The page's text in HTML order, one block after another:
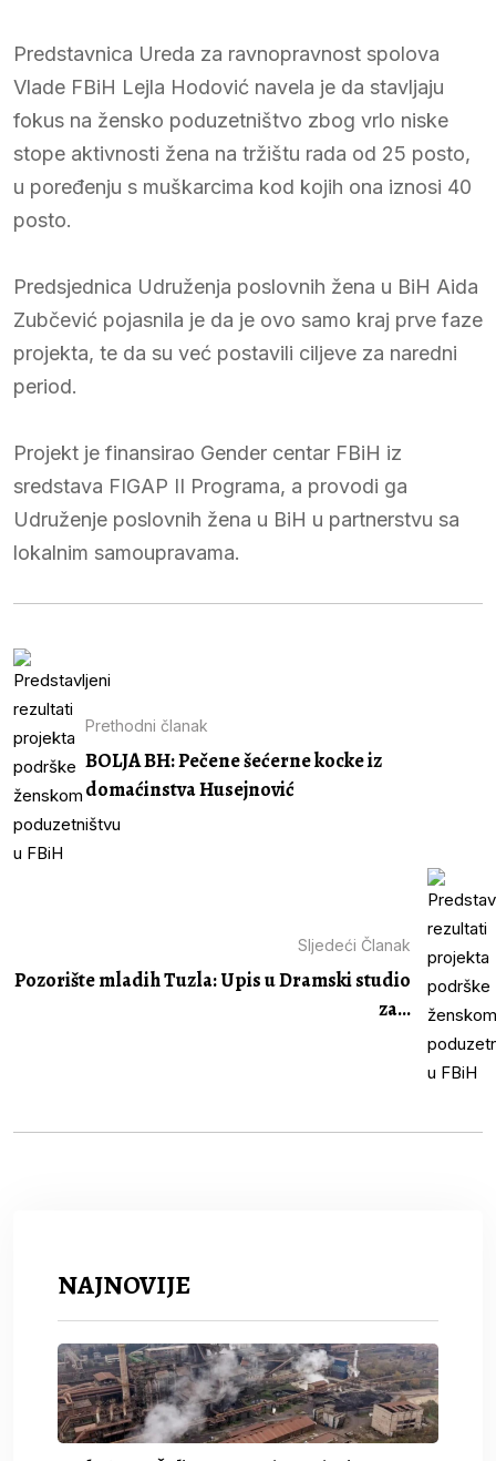
Predstavnica Ureda za ravnopravnost spolova
Vlade FBiH Lejla Hodović navela je da stavljaju
fokus na žensko poduzetništvo zbog vrlo niske
stope aktivnosti žena na tržištu rada od 25 posto,
u poređenju s muškarcima kod kojih ona iznosi 40
posto.
Predsjednica Udruženja poslovnih žena u BiH Aida
Zubčević pojasnila je da je ovo samo kraj prve faze
projekta, te da su već postavili ciljeve za naredni
period.
Projekt je finansirao Gender centar FBiH iz
sredstava FIGAP II Programa, a provodi ga
Udruženje poslovnih žena u BiH u partnerstvu sa
lokalnim samoupravama.
Prethodni članak
BOLJA BH: Pečene šećerne kocke iz
domaćinstva Husejnović
Sljedeći Članak
Pozorište mladih Tuzla: Upis u Dramski studio
za...
NAJNOVIJE